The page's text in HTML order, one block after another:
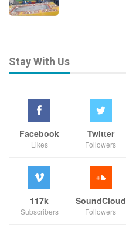
Stay With Us
Facebook
Likes
Twitter
Followers
117k
Subscribers
SoundCloud
Followers